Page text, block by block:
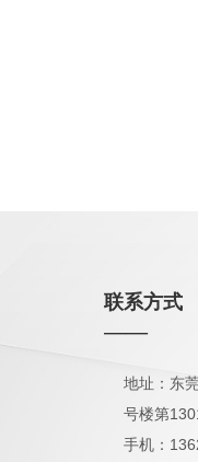
联系方式
——
地址：东
号楼第
手机：